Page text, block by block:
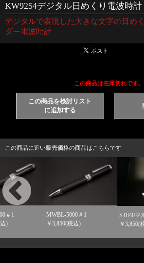
KW9254デジタル日めくり電波時計
デジタルで表現した大きな文字の日め
ダー電波時計
この商品は在庫切れです。
この商品を検討リスト
に追加する
この商品に近い販売価格の商品はこちらです
ST840マルチクロッ
￥3,850(税込)
UA6308 ライ
￥3,850(税込)